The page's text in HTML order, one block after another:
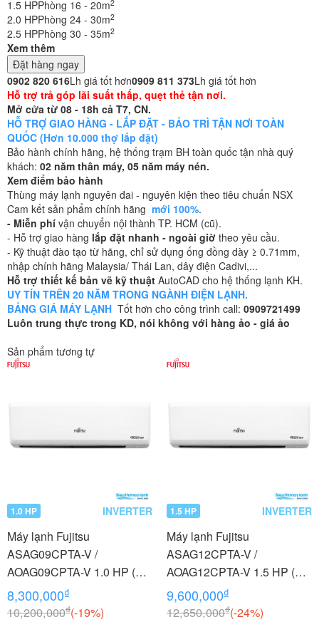
1.5 HPPhòng 16 - 20m2
2.0 HPPhòng 24 - 30m2
2.5 HPPhòng 30 - 35m2
Xem thêm
Đặt hàng ngay
0902 820 616Lh giá tốt hơn0909 811 373Lh giá tốt hơn
Hỗ trợ trả góp lãi suất thấp, quẹt thẻ tận nơi.
Mở cửa từ 08 - 18h cả T7, CN.
HỖ TRỢ GIAO HÀNG - LẮP ĐẶT - BẢO TRÌ TẬN NƠI TOÀN
QUỐC (Hơn 10.000 thợ lắp đặt)
Bảo hành chính hãng, hệ thống trạm BH toàn quốc tận nhà quý
khách: 02 năm thân máy, 05 năm máy nén.
Xem điểm bảo hành
Thùng máy lạnh nguyên đai - nguyên kiện theo tiêu chuẩn NSX
Cam kết sản phẩm chính hãng mới 100%.
- Miễn phí vận chuyển nội thành TP. HCM (cũ).
- Hỗ trợ giao hàng lắp đặt nhanh - ngoài giờ theo yêu cầu.
- Kỹ thuật đào tạo từ hãng, chỉ sử dụng ống đồng dày ≥ 0.71mm,
nhập chính hãng Malaysia/ Thái Lan, dây điện Cadivi,...
Hỗ trợ thiết kế bản vẽ kỹ thuật AutoCAD cho hệ thống lạnh KH.
UY TÍN TRÊN 20 NĂM TRONG NGÀNH ĐIỆN LẠNH.
BẢNG GIÁ MÁY LẠNH Tốt hơn cho công trình call: 0909721499
Luôn trung thực trong KD, nói không với hàng ảo - giá ảo
Sản phẩm tương tự
1.0 HP INVERTER
Máy lạnh Fujitsu
ASAG09CPTA-V /
AOAG09CPTA-V 1.0 HP (1
Ngựa) Inverter Gas R32
8,300,000₫
10,200,000₫(-19%)
1.5 HP INVERTER
Máy lạnh Fujitsu
ASAG12CPTA-V /
AOAG12CPTA-V 1.5 HP (1.5
Ngựa) Inverter Gas R32
9,600,000₫
12,650,000₫(-24%)